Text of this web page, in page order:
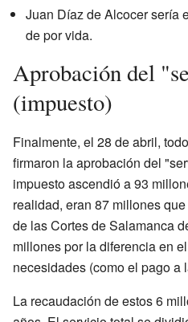
Juan Díaz de Alcocer sería
de por vida.
Aprobación del
(impuesto)
Finalmente, el 28 de abril,
firmaron la aprobación del
impuesto ascendió a 93
realidad, eran 87 millones
de las Cortes de Salamanca
millones por la diferencia en
necesidades (como el pago a
La recaudación de estos 6